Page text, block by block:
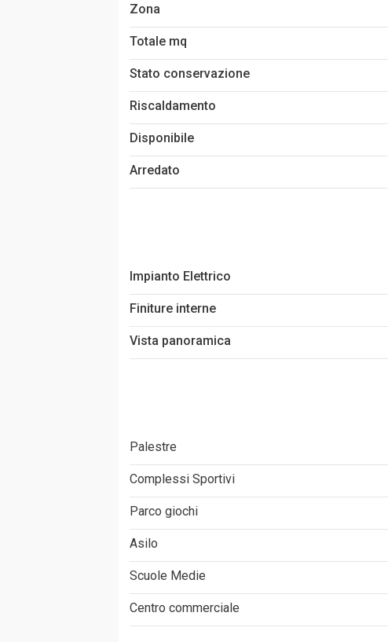
Zona
Totale mq
Stato conservazione
Riscaldamento
Disponibile
Arredato
Impianto Elettrico
Finiture interne
Vista panoramica
Palestre
Complessi Sportivi
Parco giochi
Asilo
Scuole Medie
Centro commerciale